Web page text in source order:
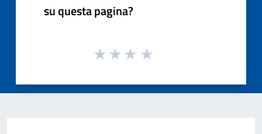
su questa pagina?